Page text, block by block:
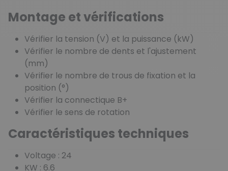
Montage et vérifications
Vérifier la tension (V) et la puissance (kW)
Vérifier le nombre de dents et l'ajustement
(mm)
Vérifier le nombre de trous de fixation et la
position (°)
Vérifier la connectique B+
Vérifier le sens de rotation
Caractéristiques techniques
Voltage : 24
KW : 6.6